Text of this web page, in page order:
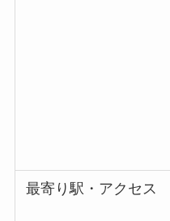
最寄り駅・アクセス